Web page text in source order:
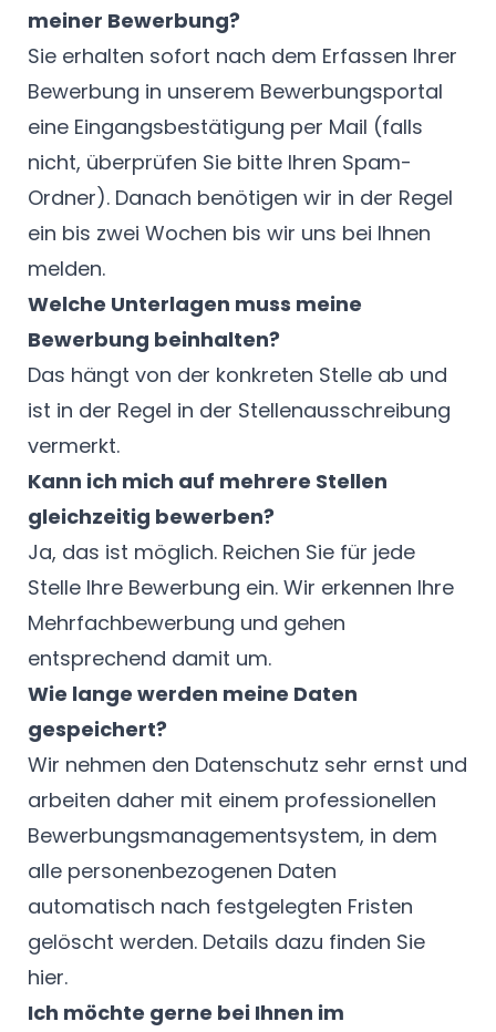
meiner Bewerbung?
Sie erhalten sofort nach dem Erfassen Ihrer
Bewerbung in unserem Bewerbungsportal
eine Eingangsbestätigung per Mail (falls
nicht, überprüfen Sie bitte Ihren Spam-
Ordner). Danach benötigen wir in der Regel
ein bis zwei Wochen bis wir uns bei Ihnen
melden.
Welche Unterlagen muss meine
Bewerbung beinhalten?
Das hängt von der konkreten Stelle ab und
ist in der Regel in der Stellenausschreibung
vermerkt.
Kann ich mich auf mehrere Stellen
gleichzeitig bewerben?
Ja, das ist möglich. Reichen Sie für jede
Stelle Ihre Bewerbung ein. Wir erkennen Ihre
Mehrfachbewerbung und gehen
entsprechend damit um.
Wie lange werden meine Daten
gespeichert?
Wir nehmen den Datenschutz sehr ernst und
arbeiten daher mit einem professionellen
Bewerbungsmanagementsystem, in dem
alle personenbezogenen Daten
automatisch nach festgelegten Fristen
gelöscht werden. Details dazu finden Sie
hier.
Ich möchte gerne bei Ihnen im